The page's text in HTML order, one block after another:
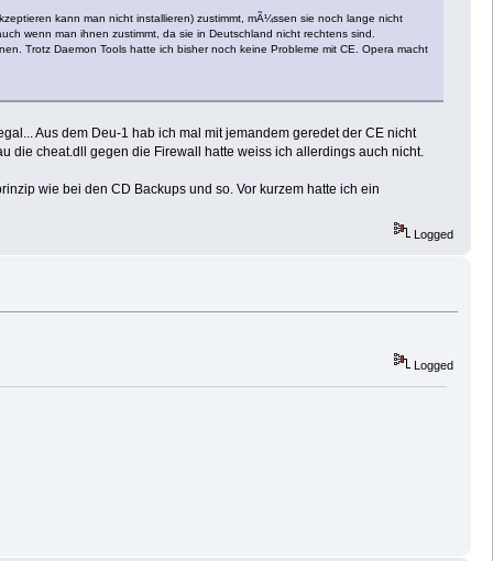
kann man nicht installieren) zustimmt, mÃ¼ssen sie noch lange nicht
wenn man ihnen zustimmt, da sie in Deutschland nicht rechtens sind.
Trotz Daemon Tools hatte ich bisher noch keine Probleme mit CE. Opera macht
Aus dem Deu-1 hab ich mal mit jemandem geredet der CE nicht
die cheat.dll gegen die Firewall hatte weiss ich allerdings auch nicht.
wie bei den CD Backups und so. Vor kurzem hatte ich ein
Logged
Logged